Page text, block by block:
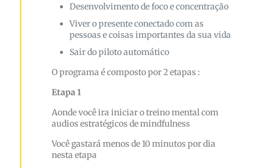
Desenvolvimento de foco e concentração
Viver o presente conectado com as
pessoas e coisas importantes da sua vida
Sair do piloto automático
O programa é composto por 2 etapas :
Etapa 1
Aonde você ira iniciar o treino mental com
audios estratégicos de mindfulness
Você gastará menos de 10 minutos por dia
nesta etapa